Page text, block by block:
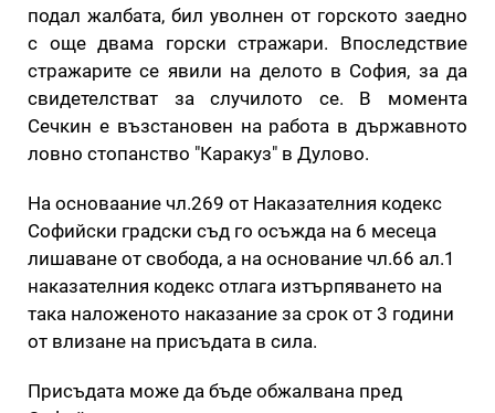
подал жалбата, бил уволнен от горското заедно
с още двама горски стражари. Впоследствие
стражарите се явили на делото в София, за да
свидетелстват за случилото се. В момента
Сечкин е възстановен на работа в държавното
ловно стопанство "Каракуз" в Дулово.
На основаание чл.269 от Наказателния кодекс
Софийски градски съд го осъжда на 6 месеца
лишаване от свобода, а на основание чл.66 ал.1
наказателния кодекс отлага изтърпяването на
така наложеното наказание за срок от 3 години
от влизане на присъдата в сила.
Присъдата може да бъде обжалвана пред